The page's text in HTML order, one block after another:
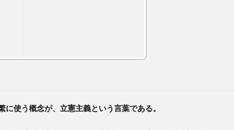
に使う概念が、立憲主義という言葉である。